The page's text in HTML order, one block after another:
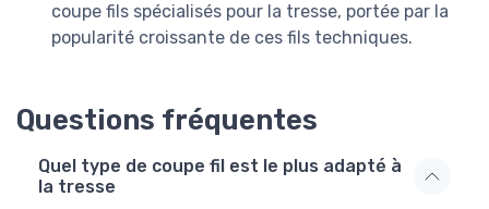
coupe fils spécialisés pour la tresse, portée par la
popularité croissante de ces fils techniques.
Questions fréquentes
Quel type de coupe fil est le plus adapté à
la tresse